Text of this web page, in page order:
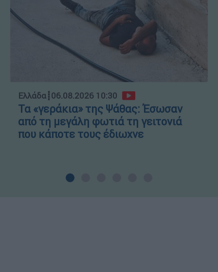
Ελλάδα┋06.08.2026 10:30
Τα «γεράκια» της Ψάθας: Έσωσαν
από τη μεγάλη φωτιά τη γειτονιά
που κάποτε τους έδιωχνε